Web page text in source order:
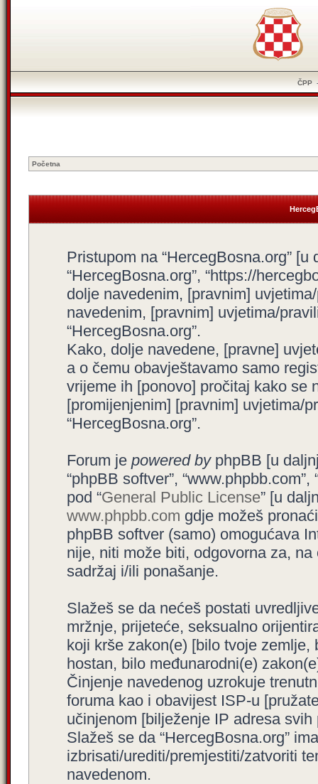
ČPP
Početna
Pristupom na “HercegBosna.org” [u
“HercegBosna.org”, “https://
dolje navedenim, [pravnim]
navedenim, [pravnim] uvjetima/
“HercegBosna.org”.
Kako, dolje navedene, [pravne]
a o čemu obavještavamo samo
vrijeme ih [ponovo] pročitaj kako se
[promijenjenim] [pravnim] uvjetima/
“HercegBosna.org”.
Forum je powered byphpBB [u
“phpBB softver”,
pod “General Public License” [u
www.phpbb.com gdje možeš
phpBB softver (samo) omogućava
nije, niti može biti, odgovorna za,
sadržaj i/ili ponašanje.
Slažeš se da nećeš postati
mržnje, prijeteće, seksualno
koji krše zakon(e) [bilo tvoje zemlje,
hostan, bilo međunarodni(e)
Činjenje navedenog uzrokuje
foruma kao i obavijest ISP-u
učinjenom [bilježenje IP adresa
Slažeš se da “HercegBosna.org”
izbrisati/urediti/premjestiti/zatvoriti
navedenom.